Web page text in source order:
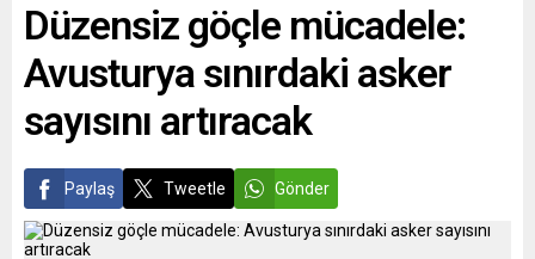
Düzensiz göçle mücadele:
Avusturya sınırdaki asker
sayısını artıracak
Paylaş Tweetle Gönder